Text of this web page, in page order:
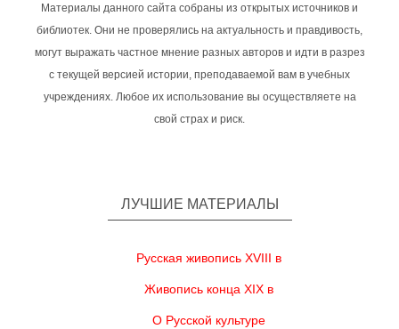
Материалы данного сайта собраны из открытых источников и
библиотек. Они не проверялись на актуальность и правдивость,
могут выражать частное мнение разных авторов и идти в разрез
с текущей версией истории, преподаваемой вам в учебных
учреждениях. Любое их использование вы осуществляете на
свой страх и риск.
ЛУЧШИЕ МАТЕРИАЛЫ
Русская живопись XVIII в
Живопись конца XIX в
О Русской культуре